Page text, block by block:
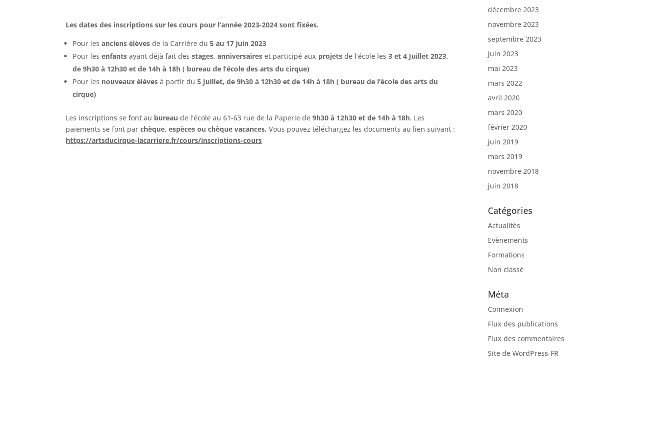
Les dates des inscriptions sur les cours pour l’année 2023-2024 sont fixées.
Pour lesanciens élèves de la Carrière du5 au 17 juin 2023
Pour lesenfants ayant déjà fait des stages, anniversaires et participé aux projets de l’école les3 et 4 Juillet 2023,
de 9h30 à 12h30 et de 14h à 18h ( bureau de l’école des arts du cirque)
Pour les nouveaux élèves à partir du 5 Juillet, de 9h30 à 12h30 et de 14h à 18h ( bureau de l’école des arts du
cirque)
Les inscriptions se font au bureau de l’école au 61-63 rue de la Paperie de9h30 à 12h30 et de 14h à 18h. Les
paiements se font parchèque, espèces ou chèque vacances. Vous pouvez téléchargez les documents au lien suivant :
https://artsducirque-lacarriere.fr/cours/inscriptions-cours
décembre 2023
novembre 2023
septembre 2023
juin 2023
mai 2023
mars 2022
avril 2020
mars 2020
février 2020
juin 2019
mars 2019
novembre 2018
juin 2018
Catégories
Actualités
Evènements
Formations
Non classé
Méta
Connexion
Flux des publications
Flux des commentaires
Site de WordPress-FR